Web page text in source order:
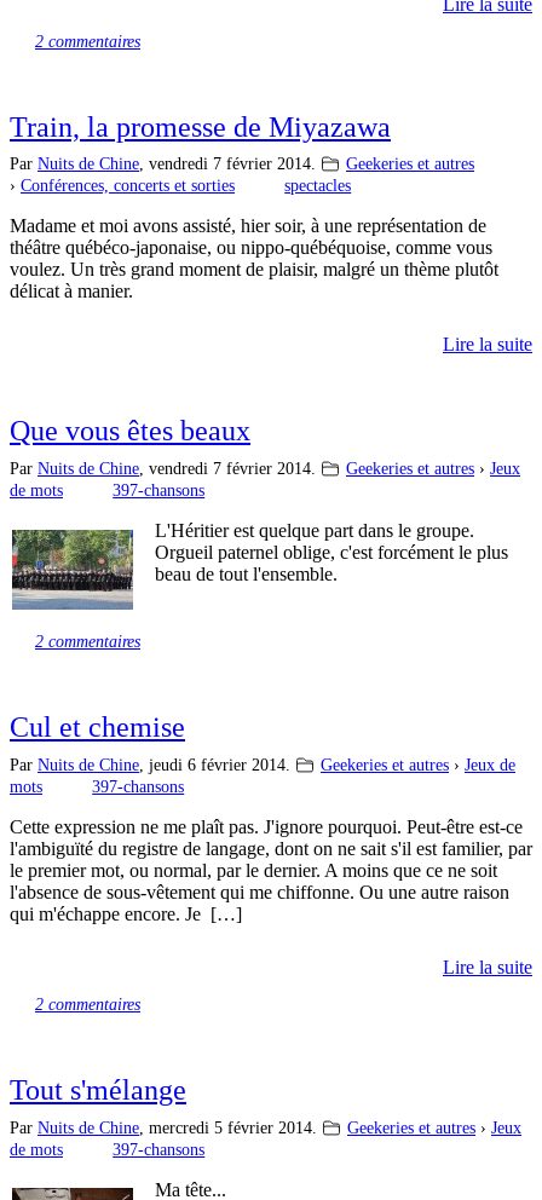
2 commentaires
Train, la promesse de Miyazawa
Par Nuits de Chine, vendredi 7 février 2014.
Geekeries et autres
› Conférences, concerts et sorties spectacles
Madame et moi avons assisté, hier soir, à une représentation de
théâtre québéco-japonaise, ou nippo-québéquoise, comme vous
voulez. Un très grand moment de plaisir, malgré un thème plutôt
délicat à manier.
Lire la suite
Que vous êtes beaux
Par Nuits de Chine, vendredi 7 février 2014. Geekeries et autres › Jeux
de mots
397-chansons
L'Héritier est quelque part dans le groupe.
Orgueil paternel oblige, c'est forcément le plus
beau de tout l'ensemble.
2 commentaires
Cul et chemise
Par Nuits de Chine, jeudi 6 février 2014. Geekeries et autres › Jeux de
mots
397-chansons
Cette expression ne me plaît pas. J'ignore pourquoi. Peut-être est-ce
l'ambiguïté du registre de langage, dont on ne sait s'il est familier, par
le premier mot, ou normal, par le dernier. A moins que ce ne soit
l'absence de sous-vêtement qui me chiffonne. Ou une autre raison
qui m'échappe encore. Je […]
Lire la suite
2 commentaires
Tout s'mélange
Par Nuits de Chine, mercredi 5 février 2014. Geekeries et autres › Jeux
de mots
397-chansons
Ma tête...